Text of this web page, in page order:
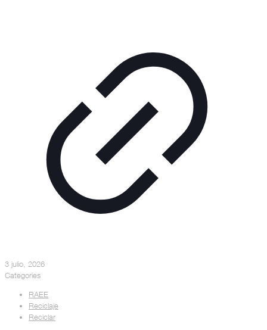
3 julio, 2026
Categories
RAEE
Reciclaje
Reciclar